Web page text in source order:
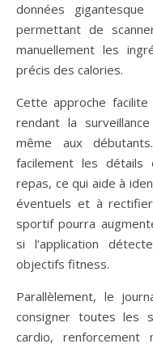
données gigantesque
permettant de
manuellement les
précis des calories.
Cette approche
rendant la
même aux
facilement les détails
repas, ce qui aide à
éventuels et à
sportif pourra
si l’application
objectifs fitness.
Parallèlement, le
consigner toutes les
cardio, renforcement